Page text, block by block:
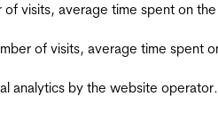
visits, average time spent on
of visits, average time spent
analytics by the website operator.